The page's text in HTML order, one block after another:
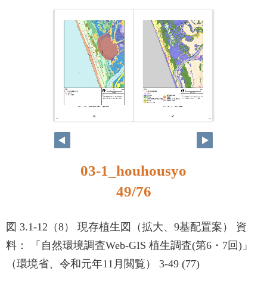
50
49
03-1_houhousyo
49/76
図 3.1-12（8） 現存植生図（拡大、9基配置案） 資
料： 「自然環境調査Web-GIS 植生調査(第6・7回)」
（環境省、令和元年11月閲覧） 3-49 (77)